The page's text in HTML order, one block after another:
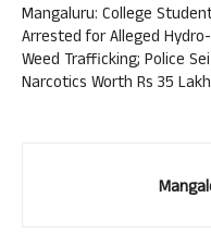
Mangaluru: College
Arrested for Alleged Hydro-
Weed Trafficking; Police
Narcotics Worth Rs 35 Lakh